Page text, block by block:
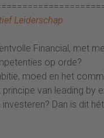
Leiderschap
Financial, met
op orde?
moed en het
principe van leading by
Dan is dit